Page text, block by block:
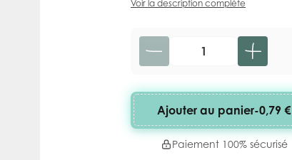
Voir la description complète
Quantité
Ajouter au panier-0,79 €
Paiement 100% sécurisé